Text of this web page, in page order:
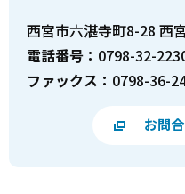
西宮市六湛寺町8-28 西
電話番号： 0798-32-
ファックス： 0798-36-
お問